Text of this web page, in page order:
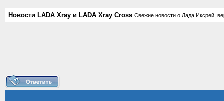
Новости LADA Xray и LADA Xray Cross Свежие новости о Лада Иксрей,